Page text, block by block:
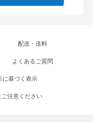
配送・送料
よくあるご質問
に基づく表示
注意ください